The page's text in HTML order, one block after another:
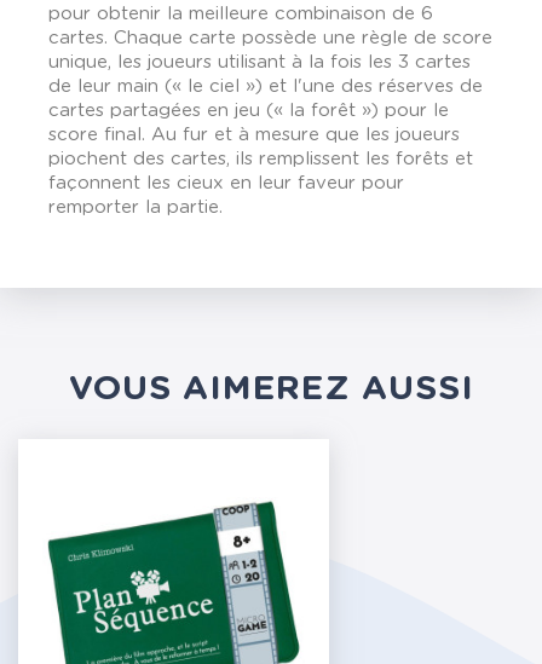
pour obtenir la meilleure combinaison de 6
cartes. Chaque carte possède une règle de score
unique, les joueurs utilisant à la fois les 3 cartes
de leur main (« le ciel ») et l'une des réserves de
cartes partagées en jeu (« la forêt ») pour le
score final. Au fur et à mesure que les joueurs
piochent des cartes, ils remplissent les forêts et
façonnent les cieux en leur faveur pour
remporter la partie.
VOUS AIMEREZ AUSSI